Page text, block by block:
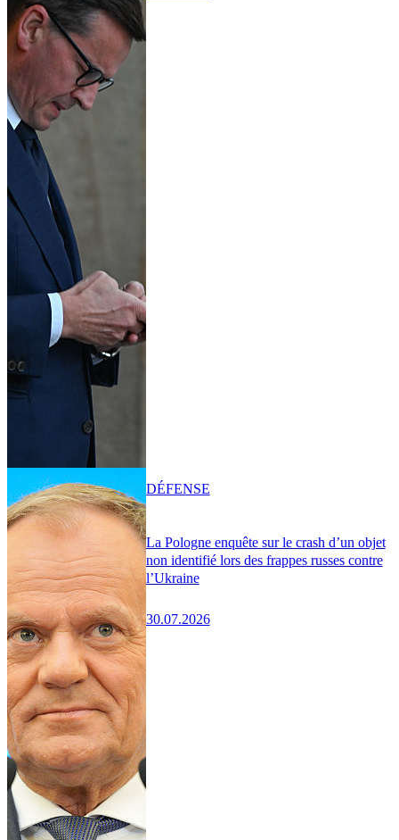
La Pologne enquête sur le crash d’un objet
non identifié lors des frappes russes contre
l’Ukraine
30.07.2026
DÉFENSE